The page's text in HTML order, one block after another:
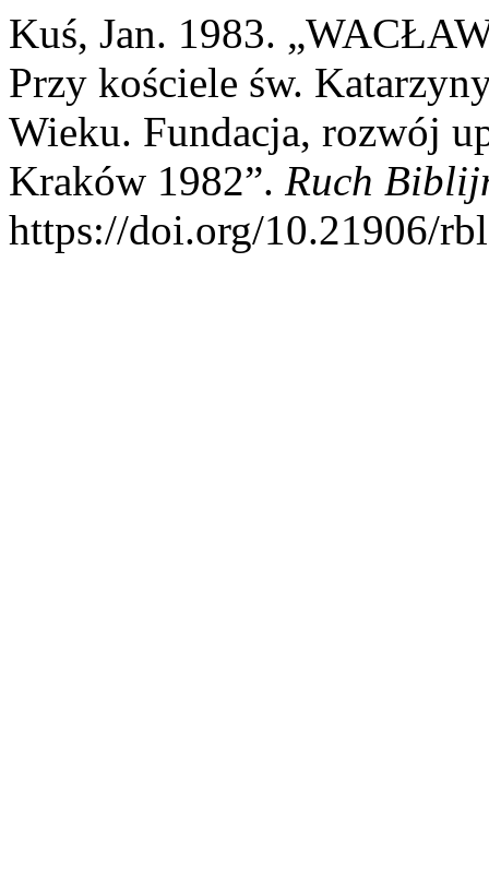
Kuś, Jan. 1983.
Przy kościele św.
Wieku. Fundacja, rozwój
Kraków 1982”. Ruch
https://doi.org/10.21906/